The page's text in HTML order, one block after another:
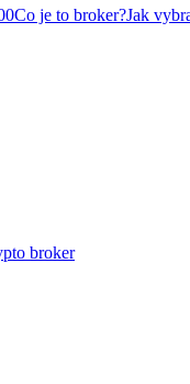
Co je to broker?Jak
broker